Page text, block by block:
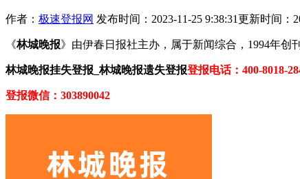
作者： 极速登报网 发布时间：2023-11-25 9:38:31更新时间：
《林城晚报》 由伊春日报社主办，属于新闻综合，1994年创
林城晚报挂失登报_林城晚报遗失登报登报电话：400-8018-
登报微信：303890042